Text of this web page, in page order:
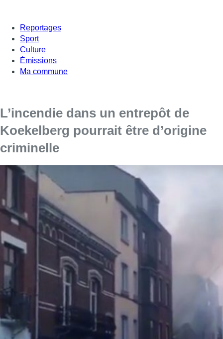
Reportages
Sport
Culture
Émissions
Ma commune
L’incendie dans un entrepôt de
Koekelberg pourrait être d’origine
criminelle